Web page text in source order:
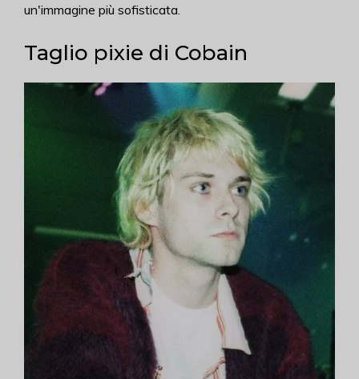
un'immagine più sofisticata.
Taglio pixie di Cobain